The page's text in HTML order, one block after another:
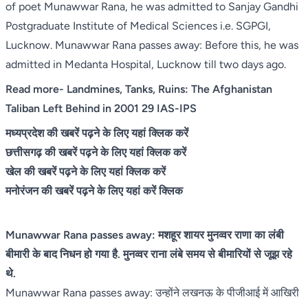
of poet Munawwar Rana, he was admitted to Sanjay Gandhi
Postgraduate Institute of Medical Sciences i.e. SGPGI,
Lucknow. Munawwar Rana passes away: Before this, he was
admitted in Medanta Hospital, Lucknow till two days ago.
Read more- Landmines, Tanks, Ruins: The Afghanistan
Taliban Left Behind in 2001 29 IAS-IPS
मध्यप्रदेश की खबरें पढ़ने के लिए यहां क्लिक करें
छत्तीसगढ़ की खबरें पढ़ने के लिए यहां क्लिक करें
खेल की खबरें पढ़ने के लिए यहां क्लिक करें
मनोरंजन की खबरें पढ़ने के लिए यहां करें क्लिक
Munawwar Rana passes away: मशहूर शायर मुनव्वर राणा का लंबी
बीमारी के बाद निधन हो गया है. मुनव्वर राना लंबे समय से बीमारियों से जूझ रहे
थे.
Munawwar Rana passes away: उन्होंने लखनऊ के पीजीआई में आखिरी